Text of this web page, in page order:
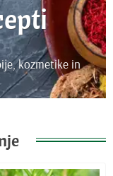
kozmetike in